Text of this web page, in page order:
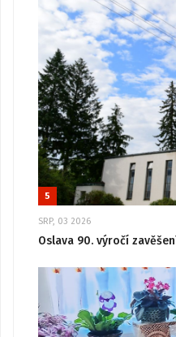
5
SRP, 03 2026
Oslava 90. výročí